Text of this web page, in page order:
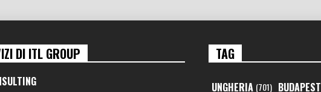
DI ITL GROUP TAG
UNGHERIA (701) BUDAPEST